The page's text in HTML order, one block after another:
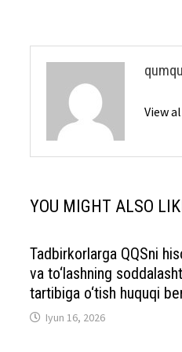
View
YOU MIGHT ALSO
Tadbirkorlarga QQSni
va to‘lashning
tartibiga o‘tish huquqi
Iyun 16, 2026